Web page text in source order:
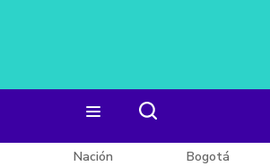
Nación Bogotá